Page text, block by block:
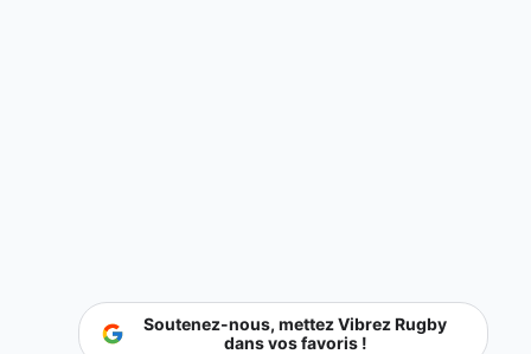
Soutenez-nous, mettez Vibrez Rugby
dans vos favoris !